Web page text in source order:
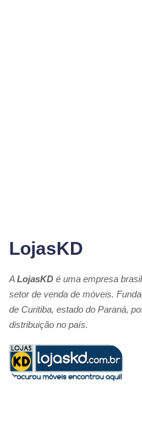
LojasKD
A LojasKD é uma empresa
setor de venda de móveis.
de Curitiba, estado do Paraná,
distribuição no país.